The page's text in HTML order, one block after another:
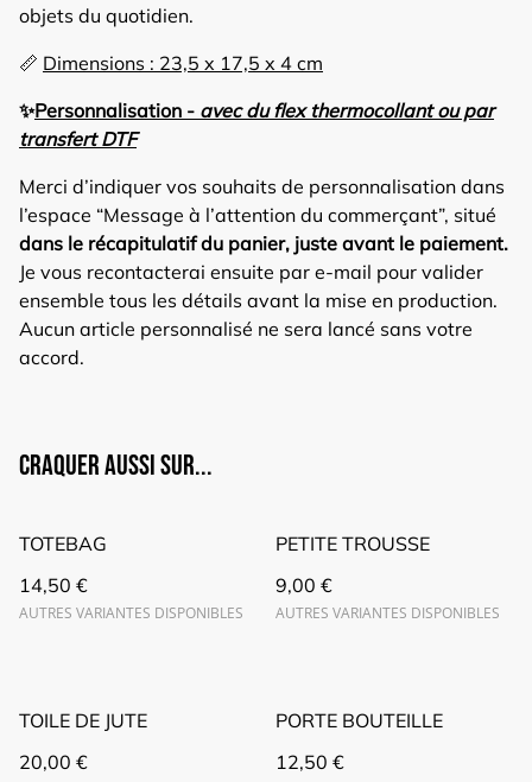
objets du quotidien.
📏 Dimensions : 23,5 x 17,5 x 4 cm
✨Personnalisation - avec du flex thermocollant ou par
transfert DTF
Merci d’indiquer vos souhaits de personnalisation dans
l’espace “Message à l’attention du commerçant”, situé
dans le récapitulatif du panier, juste avant le paiement.
Je vous recontacterai ensuite par e-mail pour valider
ensemble tous les détails avant la mise en production.
Aucun article personnalisé ne sera lancé sans votre
accord.
Craquer aussi sur...
TOTEBAG
14,50 €
AUTRES VARIANTES DISPONIBLES
PETITE TROUSSE
9,00 €
AUTRES VARIANTES DISPONIBLES
TOILE DE JUTE
20,00 €
PORTE BOUTEILLE
12,50 €